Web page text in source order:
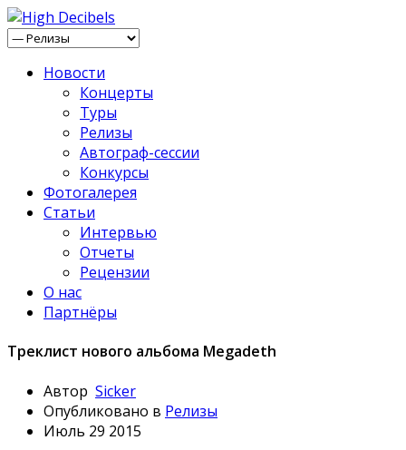
Новости
Концерты
Туры
Релизы
Автограф-сессии
Конкурсы
Фотогалерея
Статьи
Интервью
Отчеты
Рецензии
О нас
Партнёры
Треклист нового альбома Megadeth
Автор Sicker
Опубликовано в Релизы
Июль 29 2015